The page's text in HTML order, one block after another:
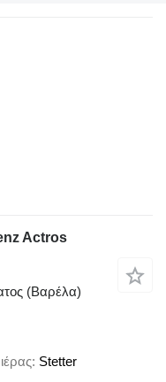
Actros
(Βαρέλα)
Stetter